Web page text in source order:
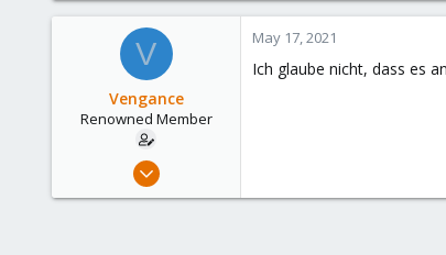
4,874
Germany
V
Vengance
Renowned Member
May 21, 2016
May 17, 2021
Ich glaube nicht, dass es